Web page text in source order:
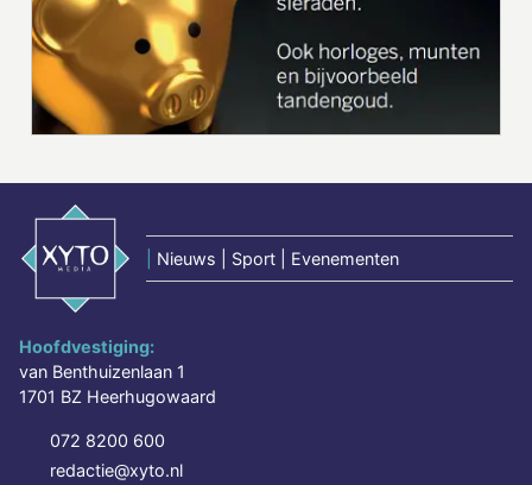
Nieuws | Sport | Evenementen
Hoofdvestiging:
van Benthuizenlaan 1
1701 BZ Heerhugowaard
072 8200 600
redactie@xyto.nl